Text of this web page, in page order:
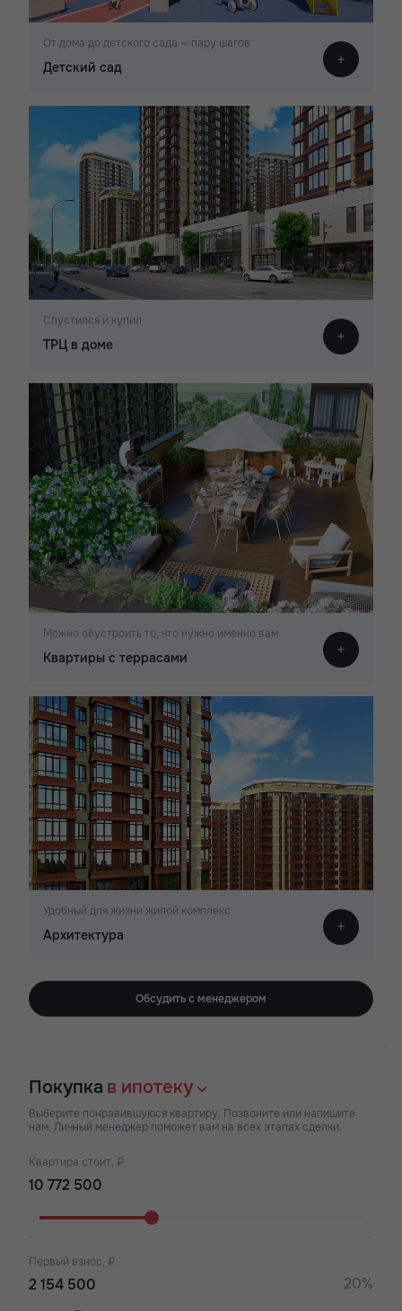
От дома до детского сада — пару шагов
Детский сад
Спустился и купил
ТРЦ в доме
Можно обустроить то, что нужно именно вам
Квартиры с террасами
Удобный для жизни жилой комплекс
Архитектура
Обсудить с менеджером
Покупка в ипотеку
Выберите понравившуюся квартиру. Позвоните или напишите
нам. Личный менеджер поможет вам на всех этапах сделки.
Квартира стоит, ₽
Первый взнос, ₽
20%